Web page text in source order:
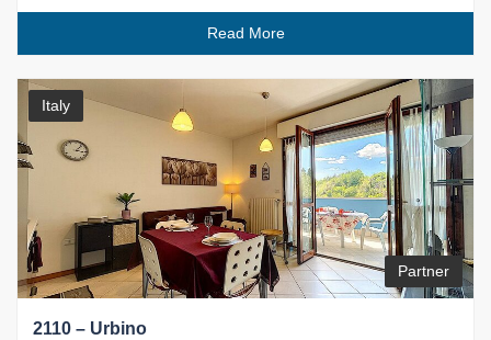
Read More
Italy
Partner
2110 – Urbino